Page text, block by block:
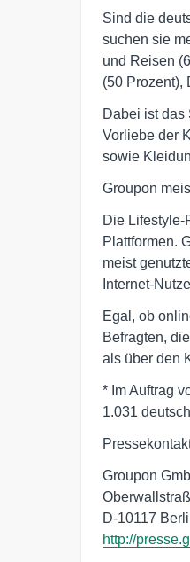
Sind die
suchen sie
und Reisen
(50 Prozent),
Dabei ist das
Vorliebe der
sowie
Groupon
Die Lifestyle-
Plattformen.
meist
Internet-
Egal, ob
Befragten,
als über den
* Im Auftrag
1.031
Groupon
D-10117
http://